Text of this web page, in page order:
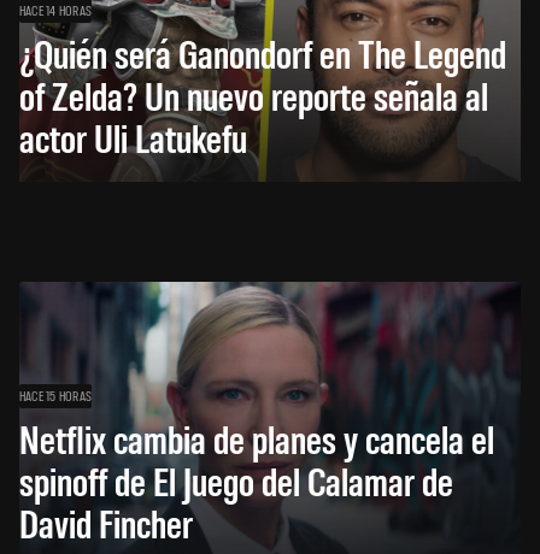
HACE 14 HORAS
¿Quién será Ganondorf en The Legend
of Zelda? Un nuevo reporte señala al
actor Uli Latukefu
HACE 15 HORAS
Netflix cambia de planes y cancela el
spinoff de El Juego del Calamar de
David Fincher